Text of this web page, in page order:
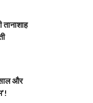
और